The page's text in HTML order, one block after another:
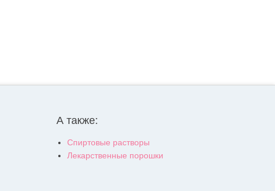
А также:
Спиртовые растворы
Лекарственные порошки